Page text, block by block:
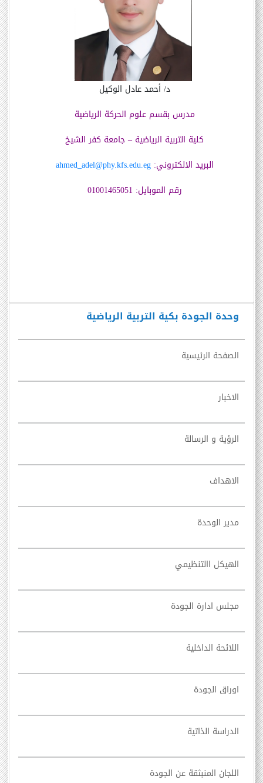
وحدة الجودة بكية التربية الرياضية
الصفحة الرئيسية
الاخبار
الرؤية و الرسالة
الاهداف
مدير الوحدة
الهيكل االتنظيمي
مجلس ادارة الجودة
اللائحة الداخلية
اوراق الجودة
الدراسة الذاتية
اللجان المنبثقة عن الجودة
د/ أحمد عادل الوكيل
مدرس بقسم علوم الحركة الرياضية
كلية التربية الرياضية – جامعة كفر الشيخ
البريد الالكتروني:ahmed_adel@phy.kfs.edu.eg
رقم الموبايل: 01001465051